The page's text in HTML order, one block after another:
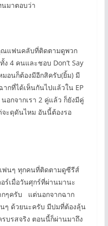
มาตอบว่า
ณแฟนคลับที่ติดตามดูพวก
4 คนและชอบ Don’t Say
อนก็ต้องมีอีกสิครับ(ยิ้ม) มี
กที่ได้เห็นกันไปแล้วใน EP
อกจากเรา 2 คู่แล้ว ก็ยังมีคู่
จะดุดันไหม อันนี้ต้องรอ
ฟนๆ ทุกคนที่ติดตามดูซีรีส์
ร์เมื่อวันศุกร์ที่ผ่านมานะ
กๆครับ แต่นอกจากฉาก
ๆ ด้วยนะครับ มีปมที่ต้องลุ้น
บรสจริง ตอนนี้ก็ผ่านมาถึง